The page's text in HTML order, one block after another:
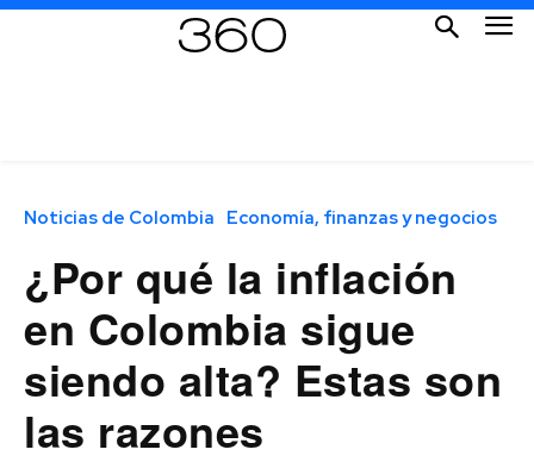
Noticias de Colombia Economía, finanzas y negocios
¿Por qué la inflación
en Colombia sigue
siendo alta? Estas son
las razones